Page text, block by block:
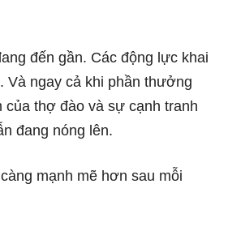
đến gần. Các động lực khai
Và ngay cả khi phần thưởng
của thợ đào và sự cạnh tranh
đang nóng lên.
mạnh mẽ hơn sau mỗi